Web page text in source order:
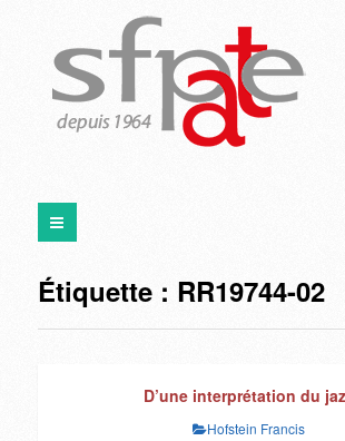
Étiquette : RR19744-02
D’une interprétation du
Hofstein Francis